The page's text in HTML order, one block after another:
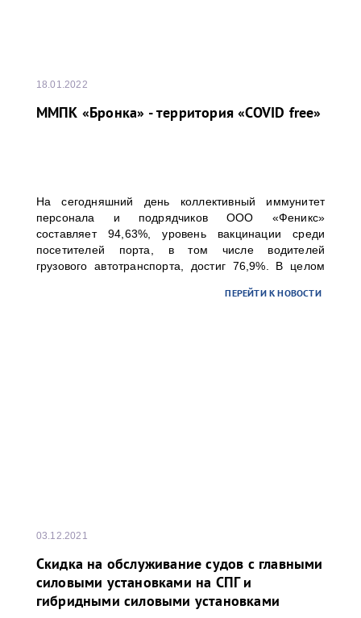
18.01.2022
ММПК «Бронка» - территория «COVID free»
На сегодняшний день коллективный иммунитет
персонала и подрядчиков ООО «Феникс»
составляет 94,63%, уровень вакцинации среди
посетителей порта, в том числе водителей
грузового автотранспорта, достиг 76,9%. В целом
позволяет считать ММПК «Бронка» территорией,
ПЕРЕЙТИ К НОВОСТИ
03.12.2021
Скидка на обслуживание судов с главными
силовыми установками на СПГ и
гибридными силовыми установками